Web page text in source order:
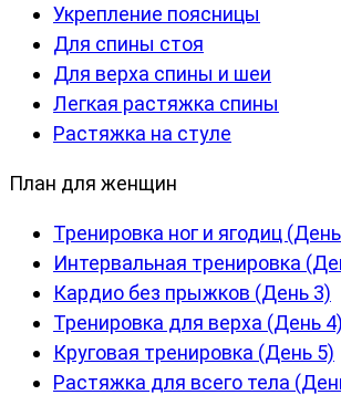
Укрепление поясницы
Для спины стоя
Для верха спины и шеи
Легкая растяжка спины
Растяжка на стуле
План для женщин
Тренировка ног и ягодиц
Интервальная тренировка
Кардио без прыжков (День 3)
Тренировка для верха (День 4)
Круговая тренировка (День 5)
Растяжка для всего тела